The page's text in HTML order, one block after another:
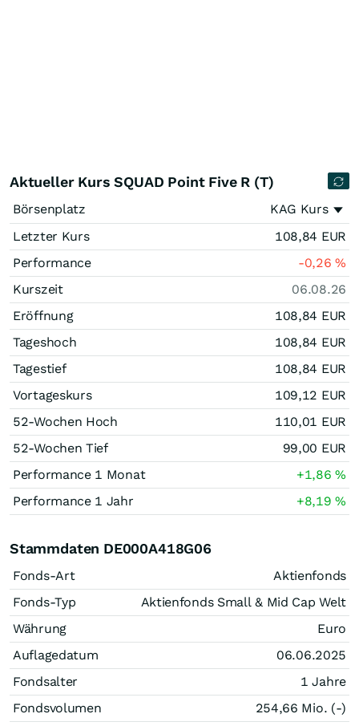
Aktueller Kurs SQUAD Point Five R (T)
Börsenplatz
KAG Kurs
Letzter Kurs
108,84 EUR
Performance
-0,26%
Kurszeit
06.08.26
Eröffnung
108,84 EUR
Tageshoch
108,84 EUR
Tagestief
108,84 EUR
Vortageskurs
109,12 EUR
52-Wochen Hoch
110,01 EUR
52-Wochen Tief
99,00 EUR
Performance 1 Monat
+1,86%
Performance 1 Jahr
+8,19%
Stammdaten DE000A418G06
Fonds-Art
Aktienfonds
Fonds-Typ
Aktienfonds Small & Mid Cap Welt
Währung
Euro
Auflagedatum
06.06.2025
Fondsalter
1 Jahre
Fondsvolumen
254,66 Mio. (-)